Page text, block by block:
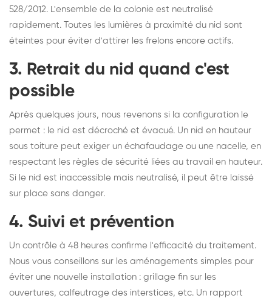
528/2012. L'ensemble de la colonie est neutralisé
rapidement. Toutes les lumières à proximité du nid sont
éteintes pour éviter d'attirer les frelons encore actifs.
3. Retrait du nid quand c'est
possible
Après quelques jours, nous revenons si la configuration le
permet : le nid est décroché et évacué. Un nid en hauteur
sous toiture peut exiger un échafaudage ou une nacelle, en
respectant les règles de sécurité liées au travail en hauteur.
Si le nid est inaccessible mais neutralisé, il peut être laissé
sur place sans danger.
4. Suivi et prévention
Un contrôle à 48 heures confirme l'efficacité du traitement.
Nous vous conseillons sur les aménagements simples pour
éviter une nouvelle installation : grillage fin sur les
ouvertures, calfeutrage des interstices, etc. Un rapport